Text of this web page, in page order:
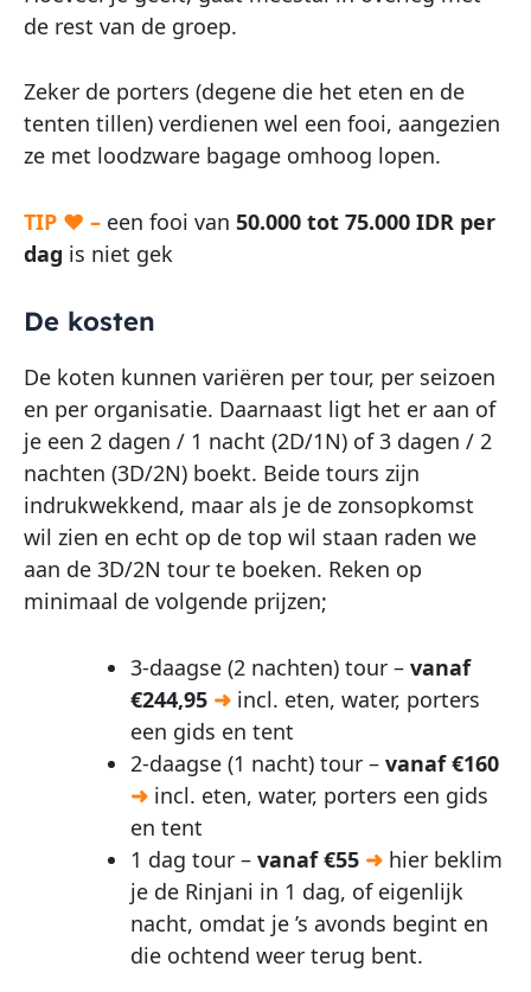
de rest van de groep.
Zeker de porters (degene die het eten en de
tenten tillen) verdienen wel een fooi, aangezien
ze met loodzware bagage omhoog lopen.
TIP ♥ – een fooi van 50.000 tot 75.000 IDR per
dag is niet gek
De kosten
De koten kunnen variëren per tour, per seizoen
en per organisatie. Daarnaast ligt het er aan of
je een 2 dagen / 1 nacht (2D/1N) of 3 dagen / 2
nachten (3D/2N) boekt. Beide tours zijn
indrukwekkend, maar als je de zonsopkomst
wil zien en echt op de top wil staan raden we
aan de 3D/2N tour te boeken. Reken op
minimaal de volgende prijzen;
3-daagse (2 nachten) tour – vanaf
€244,95 ➜ incl. eten, water, porters
een gids en tent
2-daagse (1 nacht) tour – vanaf €160
➜ incl. eten, water, porters een gids
en tent
1 dag tour – vanaf €55 ➜ hier beklim
je de Rinjani in 1 dag, of eigenlijk
nacht, omdat je ’s avonds begint en
die ochtend weer terug bent.